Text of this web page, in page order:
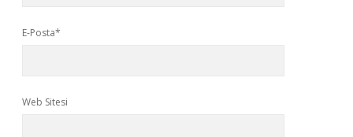
E-Posta*
Web Sitesi